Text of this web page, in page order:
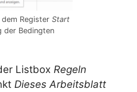
Register Start
der Bedingten
Listbox Regeln
Dieses Arbeitsblatt